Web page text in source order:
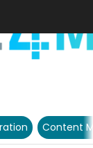
Content